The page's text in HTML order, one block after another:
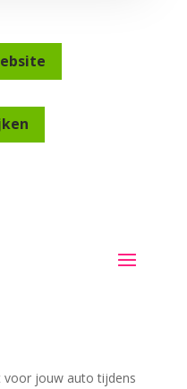
voor jouw auto tijdens